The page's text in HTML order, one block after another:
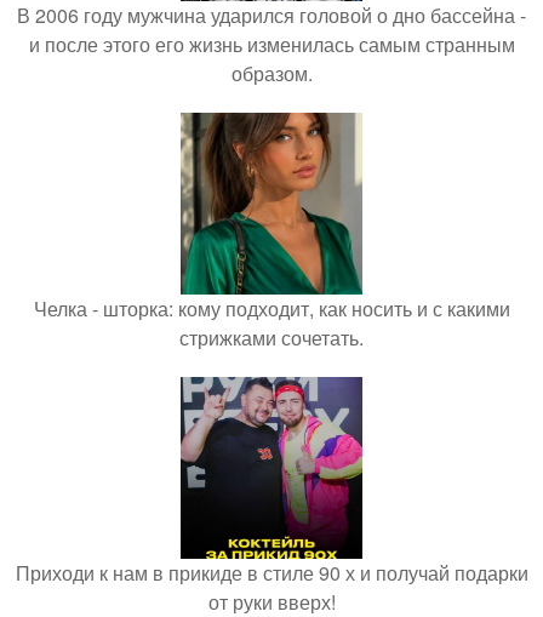
В 2006 году мужчина ударился головой о дно бассейна -
и после этого его жизнь изменилась самым странным
образом.
Челка - шторка: кому подходит, как носить и с какими
стрижками сочетать.
Приходи к нам в прикиде в стиле 90 х и получай подарки
от руки вверх!